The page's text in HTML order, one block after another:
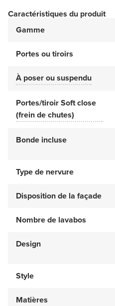
Caractéristiques du produit
Gamme
Portes ou tiroirs
À poser ou suspendu
Portes/tiroir Soft close
(frein de chutes)
Bonde incluse
Type de nervure
Disposition de la façade
Nombre de lavabos
Design
Style
Matières